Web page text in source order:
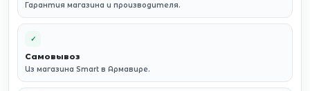
Гарантия магазина и производителя.
✓
Самовывоз
Из магазина Smart в Армавире.